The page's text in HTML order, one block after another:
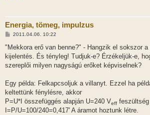
Energia, tömeg, impulzus
H
z
á
s
l
á
s
2011.04.06. 10:22
"Mekkora erő van benne?" - Hangzik el sokszor
kijelentés. És tényleg! Tudjuk-e? Érzékeljük-e,
szereplői milyen nagyságú erőket képviselnek?
Egy példa: Felkapcsoljuk a villanyt. Ezzel ha
keltettünk fénylésre, akkor
P=U*I összefüggés alapján U=240 Veff
I=P/U=100/240=0,417' A áramot hoztunk létre.